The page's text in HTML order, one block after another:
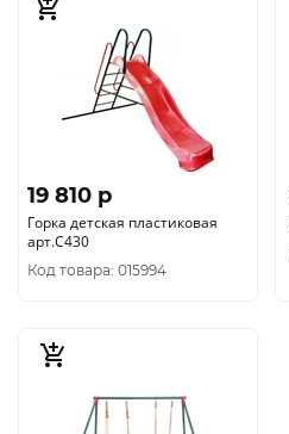
19 810 p
Горка детская пластиковая
арт.С430
Код товара: 015994